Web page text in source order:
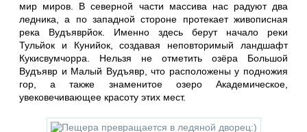
мир миров. В северной части массива нас радуют два
ледника, а по западной стороне протекает живописная
река Вудъяврйок. Именно здесь берут начало реки
Тульйок и Кунийок, создавая неповторимый ландшафт
Кукисвумчорра. Нельзя не отметить озёра Большой
Вудъявр и Малый Вудъявр, что расположены у подножия
гор, а также знаменитое озеро Академическое,
увековечивающее красоту этих мест.